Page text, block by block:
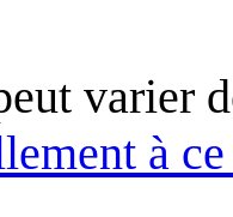
varier
à